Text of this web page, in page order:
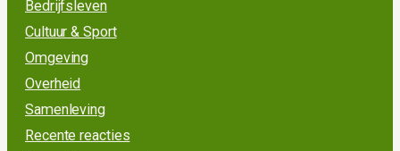
Bedrijfsleven
Cultuur & Sport
Omgeving
Overheid
Samenleving
Recente reacties